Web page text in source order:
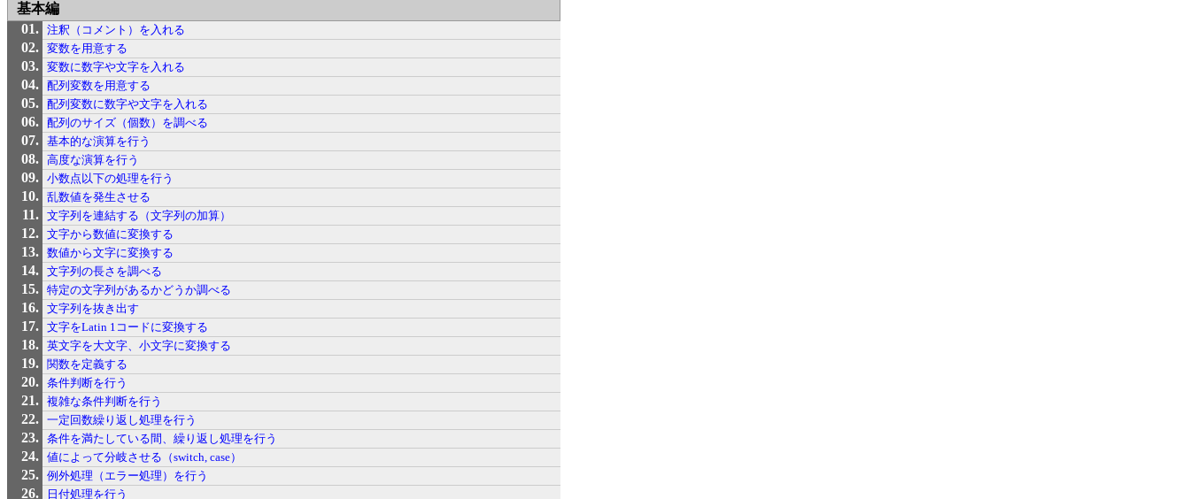
基本編
注釈（コメント）を入れる
変数を用意する
変数に数字や文字を入れる
配列変数を用意する
配列変数に数字や文字を入れる
配列のサイズ（個数）を調べる
基本的な演算を行う
高度な演算を行う
小数点以下の処理を行う
乱数値を発生させる
文字列を連結する（文字列の加算）
文字から数値に変換する
数値から文字に変換する
文字列の長さを調べる
特定の文字列があるかどうか調べる
文字列を抜き出す
文字をLatin 1コードに変換する
英文字を大文字、小文字に変換する
関数を定義する
条件判断を行う
複雑な条件判断を行う
一定回数繰り返し処理を行う
条件を満たしている間、繰り返し処理を行う
値によって分岐させる（switch, case）
例外処理（エラー処理）を行う
日付処理を行う